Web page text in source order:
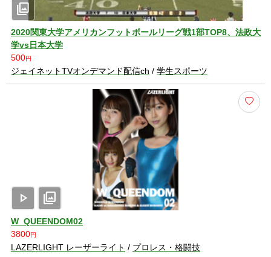
photo_library
2020関東大学アメリカンフットボールリーグ戦1部TOP8、法政大
学vs日本大学
500円
ジェイネットTVオンデマンド配信ch / 学生スポーツ
play_arrow photo_library
W_QUEENDOM02
3800円
LAZERLIGHT レーザーライト / プロレス・格闘技